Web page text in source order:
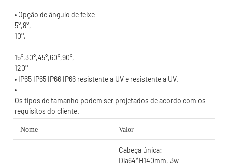
120°
Os tipos de tamanho podem ser projetados de acordo com os
Nome Valor
Cabeça única:
Dia64*H140mm, 3w